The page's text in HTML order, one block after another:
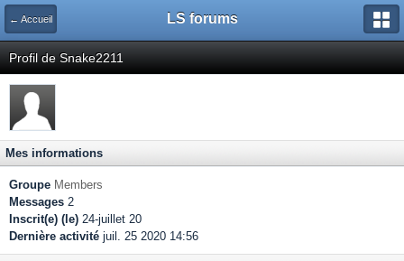
← Accueil LS forums
Profil de Snake2211
Mes informations
Groupe Members
Messages 2
Inscrit(e) (le) 24-juillet 20
Dernière activité juil. 25 2020 14:56